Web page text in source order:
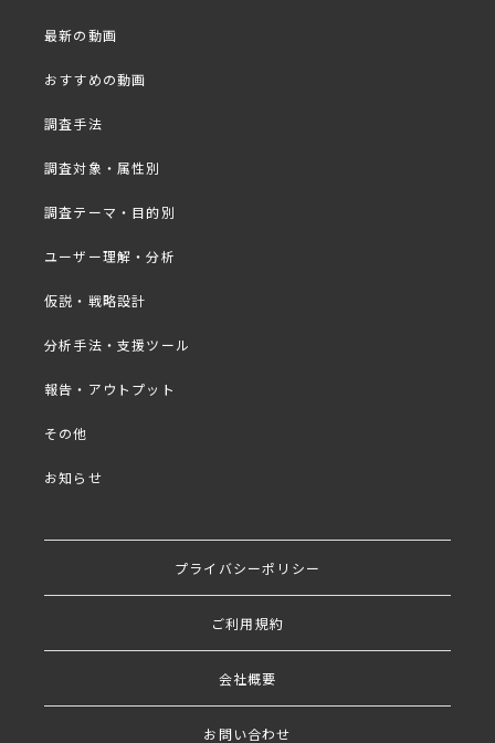
・昨今の海外市場規模と進出余地（欧米・中国）
・国内調査と海外調査の違いとは
・調査別 事例紹介
・アスマークの海外調査
出演者
大学卒業後、学生時代からアルバイトと
して勤務していた、大手アパレルブラン
ドへ入社。お客様に寄り添う接客・売り
場作りを心がけ、エリアでの顧客満足度1
位獲得に貢献し、CSエクセレント賞を受
最新の動画
おすすめの動画
調査手法
調査対象・属性別
調査テーマ・目的別
ユーザー理解・分析
仮説・戦略設計
分析手法・支援ツール
報告・アウトプット
その他
お知らせ
プライバシーポリシー
ご利用規約
会社概要
お問い合わせ